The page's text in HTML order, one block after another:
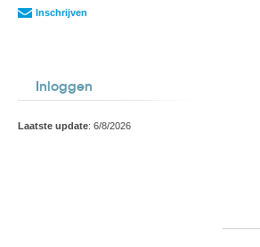
Inschrijven
Inloggen
Laatste update: 6/8/2026